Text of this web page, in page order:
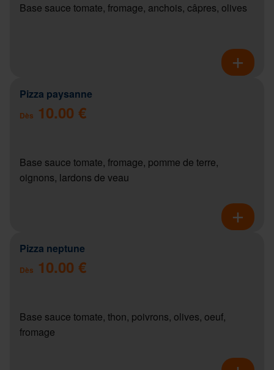
Base sauce tomate, fromage, anchois, câpres, olives
Pizza paysanne
Dès 10.00 €
Base sauce tomate, fromage, pomme de terre,
oignons, lardons de veau
Pizza neptune
Dès 10.00 €
Base sauce tomate, thon, poivrons, olives, oeuf,
fromage